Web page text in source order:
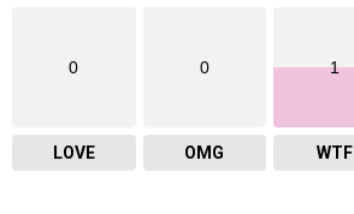
0
LOVE
0
OMG
1
WTF